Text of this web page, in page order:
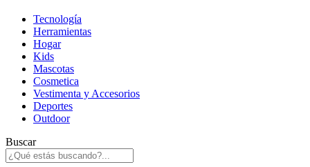
Tecnología
Herramientas
Hogar
Kids
Mascotas
Cosmetica
Vestimenta y Accesorios
Deportes
Outdoor
Buscar